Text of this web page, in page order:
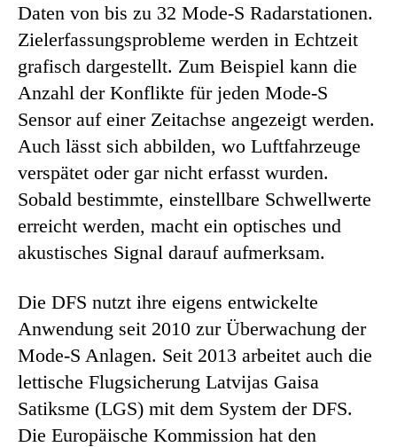
Daten von bis zu 32 Mode-S Radarstationen.
Zielerfassungsprobleme werden in Echtzeit
grafisch dargestellt. Zum Beispiel kann die
Anzahl der Konflikte für jeden Mode-S
Sensor auf einer Zeitachse angezeigt werden.
Auch lässt sich abbilden, wo Luftfahrzeuge
verspätet oder gar nicht erfasst wurden.
Sobald bestimmte, einstellbare Schwellwerte
erreicht werden, macht ein optisches und
akustisches Signal darauf aufmerksam.
Die DFS nutzt ihre eigens entwickelte
Anwendung seit 2010 zur Überwachung der
Mode-S Anlagen. Seit 2013 arbeitet auch die
lettische Flugsicherung Latvijas Gaisa
Satiksme (LGS) mit dem System der DFS.
Die Europäische Kommission hat den